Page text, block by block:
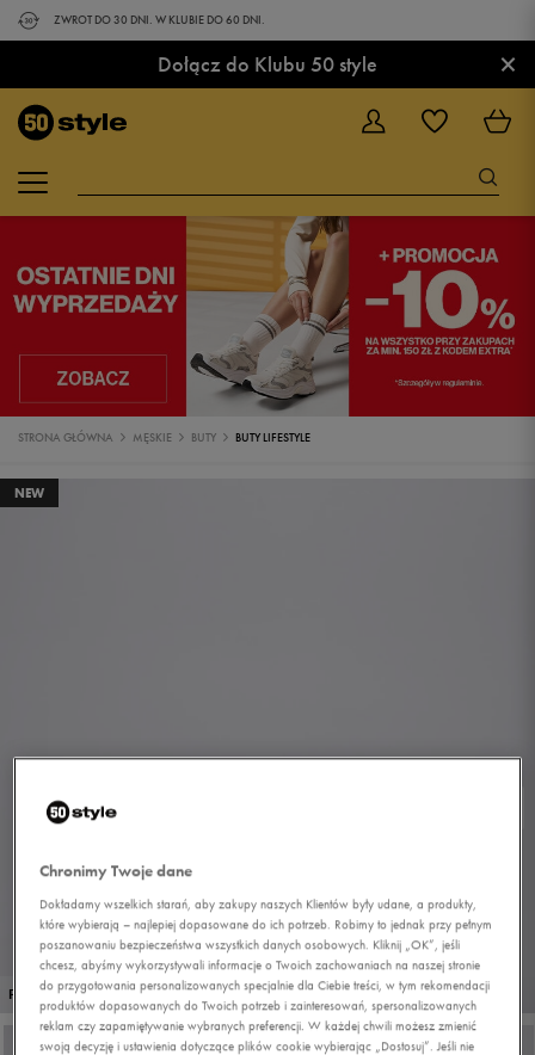
ZWROT DO 30 DNI. W KLUBIE DO 60 DNI.
Dołącz do Klubu 50 style ×
STRONA GŁÓWNA MĘSKIE BUTY BUTY LIFESTYLE
NEW
PROMO: DO -30% 1/6
Chronimy Twoje dane
Dokładamy wszelkich starań, aby zakupy naszych Klientów były udane, a produkty,
które wybierają – najlepiej dopasowane do ich potrzeb. Robimy to jednak przy pełnym
poszanowaniu bezpieczeństwa wszystkich danych osobowych. Kliknij „OK”, jeśli
chcesz, abyśmy wykorzystywali informacje o Twoich zachowaniach na naszej stronie
do przygotowania personalizowanych specjalnie dla Ciebie treści, w tym rekomendacji
produktów dopasowanych do Twoich potrzeb i zainteresowań, spersonalizowanych
reklam czy zapamiętywanie wybranych preferencji. W każdej chwili możesz zmienić
swoją decyzję i ustawienia dotyczące plików cookie wybierając „Dostosuj”. Jeśli nie